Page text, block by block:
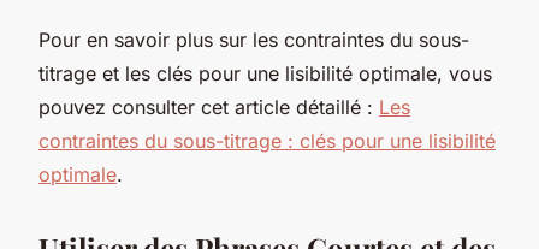
Pour en savoir plus sur les contraintes du sous-
titrage et les clés pour une lisibilité optimale, vous
pouvez consulter cet article détaillé : Les
contraintes du sous-titrage : clés pour une lisibilité
optimale.